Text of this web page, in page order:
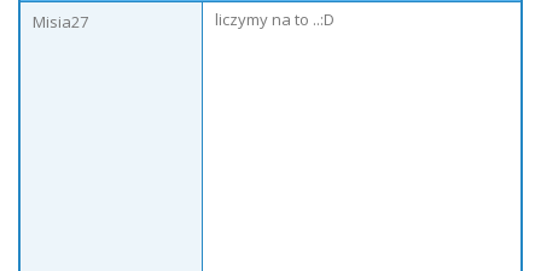
Misia27
liczymy na to ..:D